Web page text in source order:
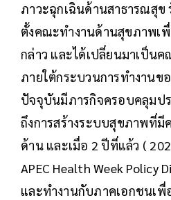
ภาวะฉุกเฉินด้านสาธารณสุ
ตั้งคณะทำงานด้านสุขภาพเ
กล่าว และได้เปลี่ยนมาเป็น
ภายใต้กระบวนการทำงาน
ปัจจุบันมีภารกิจครอบคลุมป
ถึงการสร้างระบบสุขภาพที่มี
ด้าน และเมื่อ 2 ปีที่แล้ว (
APEC Health Week Policy
และทำงานกับภาคเอกชนเพื่